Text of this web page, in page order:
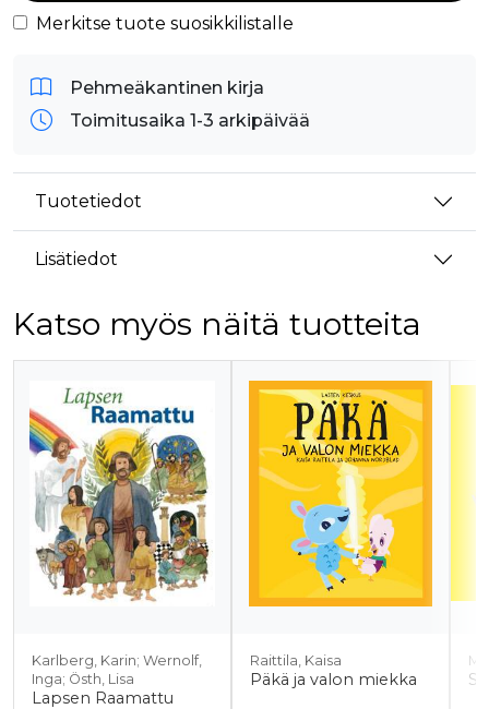
Merkitse tuote suosikkilistalle
Pehmeäkantinen kirja
Toimitusaika 1-3 arkipäivää
Tuotetiedot
Lisätiedot
Katso myös näitä tuotteita
Tuoteluettelon alku
Karlberg, Karin; Wernolf,
Inga; Östh, Lisa
Lapsen Raamattu
Raittila, Kaisa
Päkä ja valon miekka